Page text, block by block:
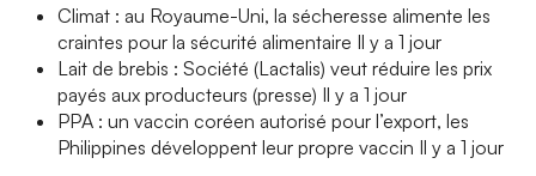
Climat : au Royaume-Uni, la sécheresse alimente les
craintes pour la sécurité alimentaire Il y a 1 jour
Lait de brebis : Société (Lactalis) veut réduire les prix
payés aux producteurs (presse) Il y a 1 jour
PPA : un vaccin coréen autorisé pour l’export, les
Philippines développent leur propre vaccin Il y a 1 jour